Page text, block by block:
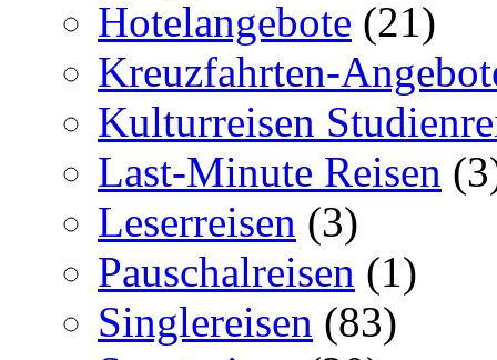
Hotelangebote (21)
Kreuzfahrten-
Kulturreisen
Last-Minute Reisen
Leserreisen (3)
Pauschalreisen (1)
Singlereisen (83)